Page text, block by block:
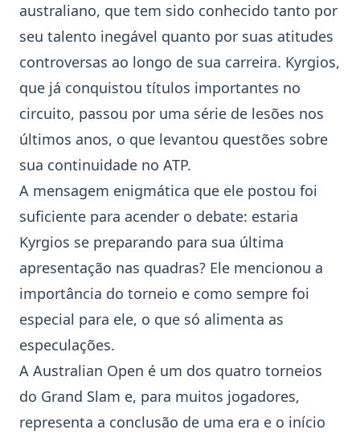
australiano, que tem sido conhecido tanto por
seu talento inegável quanto por suas atitudes
controversas ao longo de sua carreira. Kyrgios,
que já conquistou títulos importantes no
circuito, passou por uma série de lesões nos
últimos anos, o que levantou questões sobre
sua continuidade no ATP.
A mensagem enigmática que ele postou foi
suficiente para acender o debate: estaria
Kyrgios se preparando para sua última
apresentação nas quadras? Ele mencionou a
importância do torneio e como sempre foi
especial para ele, o que só alimenta as
especulações.
A Australian Open é um dos quatro torneios
do Grand Slam e, para muitos jogadores,
representa a conclusão de uma era e o início